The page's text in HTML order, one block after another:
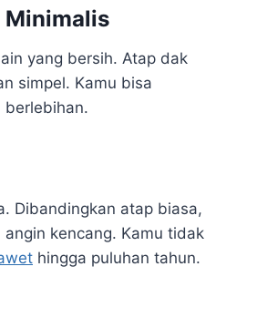
Minimalis
yang bersih. Atap dak
simpel. Kamu bisa
berlebihan.
Dibandingkan atap biasa,
kencang. Kamu tidak
hingga puluhan tahun.